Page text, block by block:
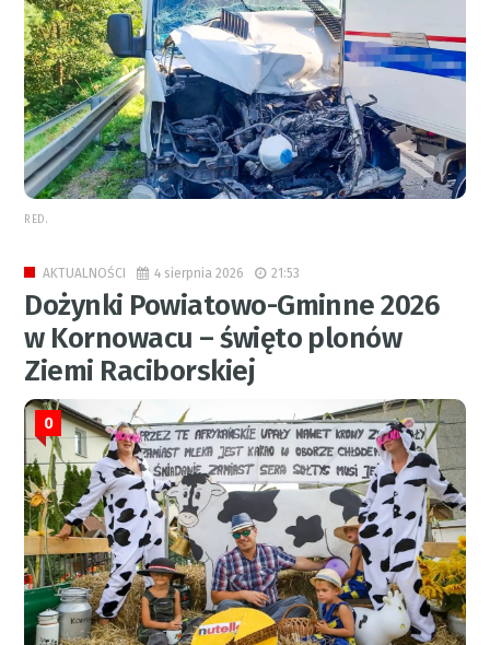
RED.
AKTUALNOŚCI 4 sierpnia 2026 21:53
Dożynki Powiatowo-Gminne 2026
w Kornowacu – święto plonów
Ziemi Raciborskiej
0